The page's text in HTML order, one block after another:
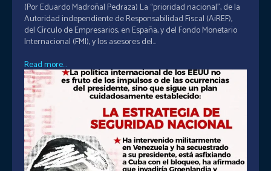
(Por Eduardo Madroñal Pedraza) La “prioridad nacional”, de la
Autoridad independiente de Responsabilidad Fiscal (AiREF),
del Círculo de Empresarios, en España, y del Fondo Monetario
Internacional (FMI), y los asesores del...
Read more...